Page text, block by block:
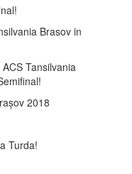
Brasov in
Tansilvania
2018
Turda!